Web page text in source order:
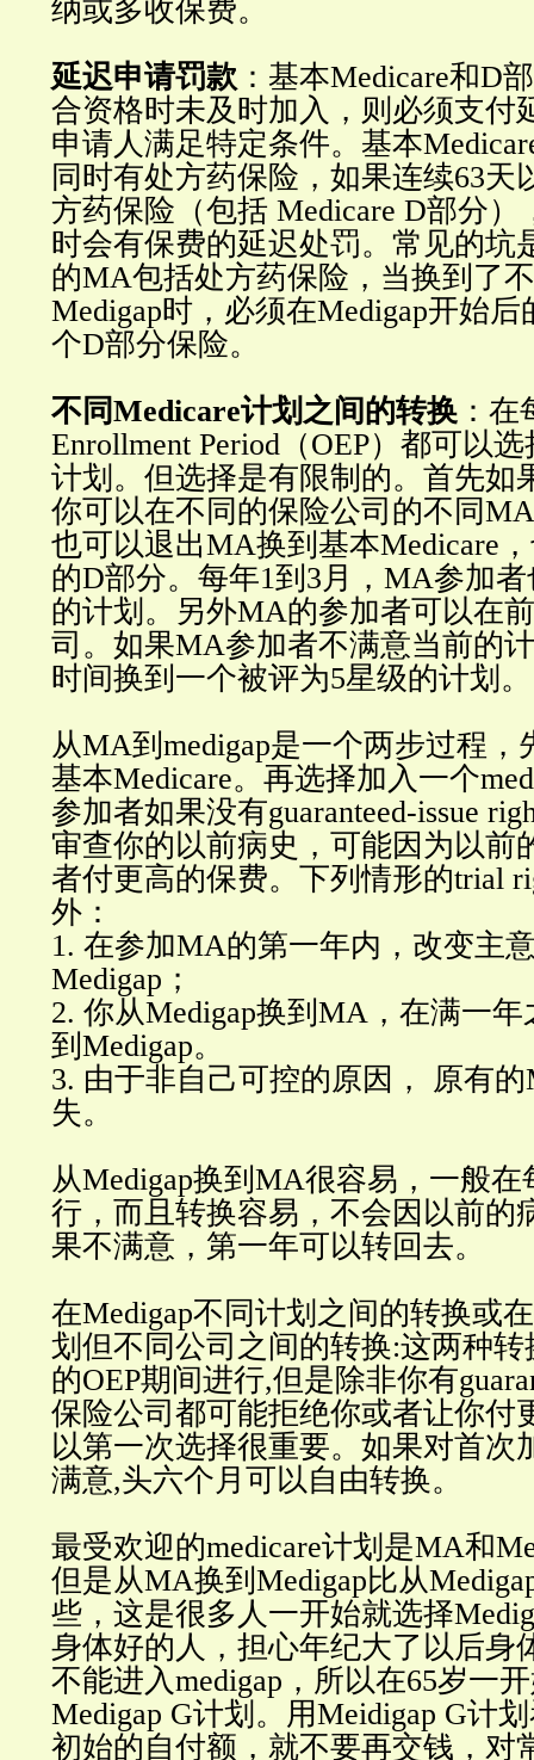
纳或多收保费。
延迟申请罚款 ：基本Medicare和D
合资格时未及时加入，则必须支付
申请人满足特定条件。基本
同时有处方药保险，如果连续63天
方药保险（包括 Medicare D部分）
时会有保费的延迟处罚。常见的坑
的MA包括处方药保险，当换到了
Medigap时，必须在Medigap开始
个D部分保险。
不同Medicare计划之间的转换 ：
Enrollment Period（OEP）都可以
计划。但选择是有限制的。首先如
你可以在不同的保险公司的不同
也可以退出MA换到基本Medicare
的D部分。每年1到3月，MA参加
的计划。另外MA的参加者可以在
司。如果MA参加者不满意当前的
时间换到一个被评为5星级的计划。
从MA到medigap是一个两步过程
基本Medicare。再选择加入一个
参加者如果没有guaranteed-issue
审查你的以前病史，可能因为以前
者付更高的保费。下列情形的trial
外：
1. 在参加MA的第一年内，改变主
Medigap；
2. 你从Medigap换到MA，在满一
到Medigap。
3. 由于非自己可控的原因， 原有
失。
从Medigap换到MA很容易，一般在
行，而且转换容易，不会因以前的
果不满意，第一年可以转回去。
在Medigap不同计划之间的转换或
划但不同公司之间的转换:这两种
的OEP期间进行,但是除非你有
保险公司都可能拒绝你或者让你付
以第一次选择很重要。如果对首次
满意,头六个月可以自由转换。
最受欢迎的medicare计划是MA和
但是从MA换到Medigap比从
些，这是很多人一开始就选择
身体好的人，担心年纪大了以后身
不能进入medigap，所以在65岁一
Medigap G计划。用Meidigap G计
初始的自付额，就不要再交钱，对